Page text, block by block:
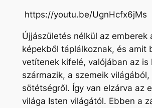
https://youtu.be/UgnHcfx6jMs
Újjászületés nélkül az emberek
képekből táplálkoznak, és amit
vetítenek kifelé, valójában az is
származik, a szemeik világából,
sötétségről. Így van elzárva az
világa Isten világától. Ebben a